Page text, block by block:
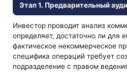
Этап 1. Предварительный
Инвестор проводит анализ
определяет, достаточно ли для
фактическое некоммерческое
специфика операций требует
подразделение с правом